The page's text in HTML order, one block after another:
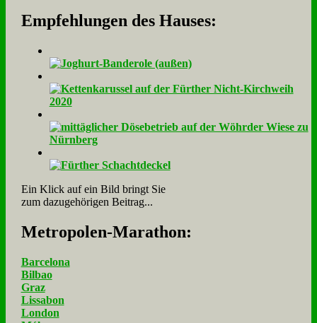
Empfehlungen des Hauses:
Ein Klick auf ein Bild bringt Sie
zum dazugehörigen Beitrag...
Me­tro­po­len-Ma­ra­thon:
Barcelona
Bilbao
Graz
Lissabon
London